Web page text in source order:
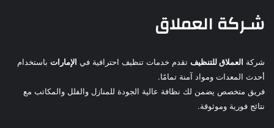
شـركة العملاق
شركة العملاق للتنظيف تقدم خدمات تنظيف احترافية في الإمارات باستخدام
أحدث المعدات ومواد آمنة تمامًا.
فريق متخصص يضمن لك نظافة عالية الجودة للمنازل والفلل والمكاتب مع
نتائج فورية وموثوقة.